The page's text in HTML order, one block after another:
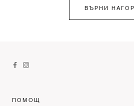
ВЪРНИ
ПОМОЩ